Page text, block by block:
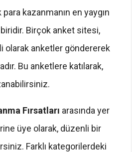
kazanmanın en yaygın
Birçok anket sitesi,
olarak anketler göndererek
Bu anketlere katılarak,
Fırsatları arasında yer
üye olarak, düzenli bir
Farklı kategorilerdeki